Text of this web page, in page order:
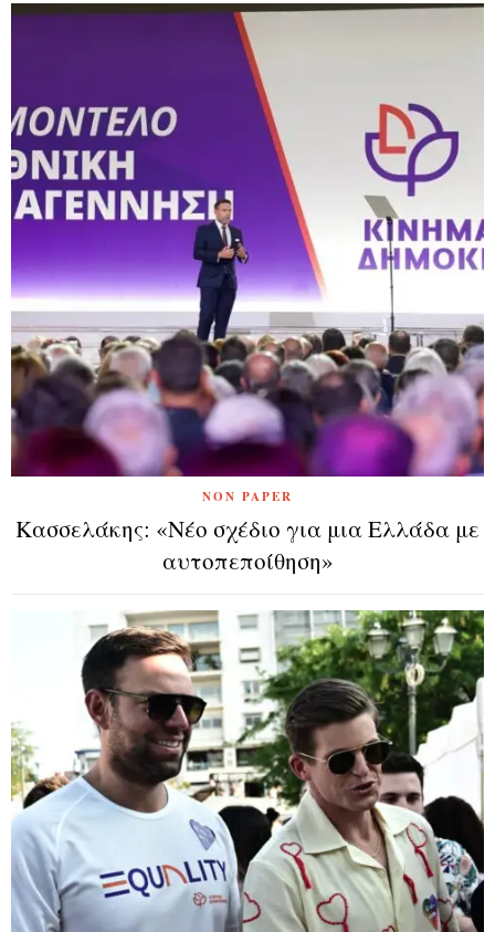
NON PAPER
Κασσελάκης: «Νέο σχέδιο για μια Ελλάδα με
αυτοπεποίθηση»